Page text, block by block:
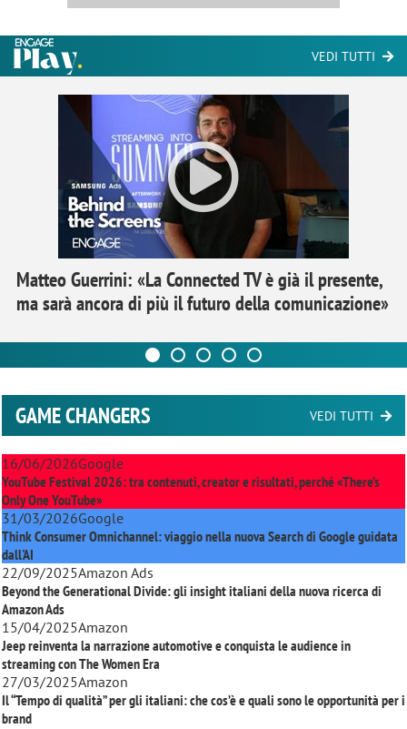
VEDI TUTTI
Matteo Guerrini: «La Connected TV è già il presente,
ma sarà ancora di più il futuro della comunicazione»
GAME CHANGERS VEDI TUTTI
16/06/2026Google
YouTube Festival 2026: tra contenuti, creator e risultati, perché «There’s
Only One YouTube»
31/03/2026Google
Think Consumer Omnichannel: viaggio nella nuova Search di Google guidata
dall'AI
22/09/2025Amazon Ads
Beyond the Generational Divide: gli insight italiani della nuova ricerca di
Amazon Ads
15/04/2025Amazon
Jeep reinventa la narrazione automotive e conquista le audience in
streaming conThe Women Era
27/03/2025Amazon
Il “Tempo di qualità” per gli italiani: che cos’è e quali sono le opportunità per i
brand